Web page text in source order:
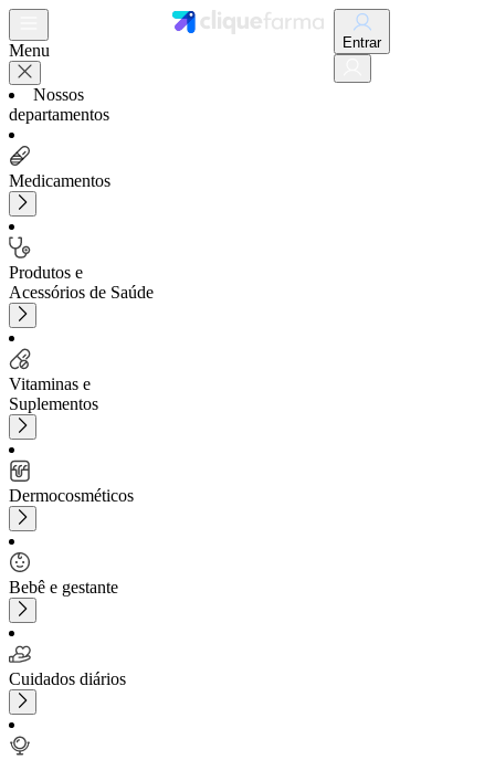
Menu
Nossos
departamentos
Medicamentos
Produtos e
Acessórios de Saúde
Vitaminas e
Suplementos
Dermocosméticos
Bebê e gestante
Cuidados diários
Entrar